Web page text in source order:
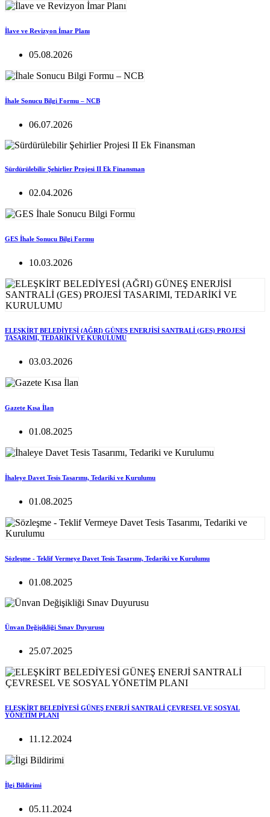
İlave ve Revizyon İmar Planı
05.08.2026
İhale Sonucu Bilgi Formu – NCB
06.07.2026
Sürdürülebilir Şehirlier Projesi II Ek Finansman
02.04.2026
GES İhale Sonucu Bilgi Formu
10.03.2026
ELEŞKİRT BELEDİYESİ (AĞRI) GÜNEŞ ENERJİSİ SANTRALİ (GES) PROJESİ
TASARIMI, TEDARİKİ VE KURULUMU
03.03.2026
Gazete Kısa İlan
01.08.2025
İhaleye Davet Tesis Tasarımı, Tedariki ve Kurulumu
01.08.2025
Sözleşme - Teklif Vermeye Davet Tesis Tasarımı, Tedariki ve Kurulumu
01.08.2025
Ünvan Değişikliği Sınav Duyurusu
25.07.2025
ELEŞKİRT BELEDİYESİ GÜNEŞ ENERJİ SANTRALİ ÇEVRESEL VE SOSYAL
YÖNETİM PLANI
11.12.2024
İlgi Bildirimi
05.11.2024